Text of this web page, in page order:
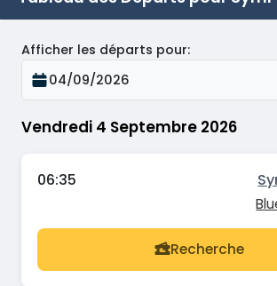
Vendredi 4 Septembre 2026
Afficher les départs pour:
04/09/2026
06:35
Recherche